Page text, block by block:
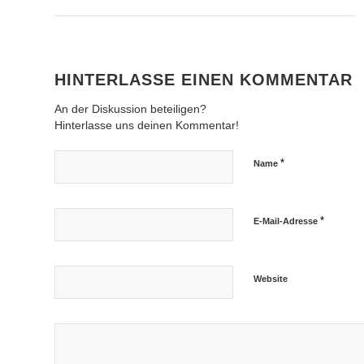
HINTERLASSE EINEN KOMMENTAR
An der Diskussion beteiligen?
Hinterlasse uns deinen Kommentar!
Name *
E-Mail-Adresse *
Website